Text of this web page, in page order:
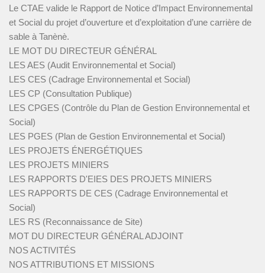
Le CTAE valide le Rapport de Notice d’Impact Environnemental
et Social du projet d’ouverture et d’exploitation d’une carrière de
sable à Tanènè.
LE MOT DU DIRECTEUR GÉNÉRAL
LES AES (Audit Environnemental et Social)
LES CES (Cadrage Environnemental et Social)
LES CP (Consultation Publique)
LES CPGES (Contrôle du Plan de Gestion Environnemental et
Social)
LES PGES (Plan de Gestion Environnemental et Social)
LES PROJETS ÉNERGÉTIQUES
LES PROJETS MINIERS
LES RAPPORTS D'EIES DES PROJETS MINIERS
LES RAPPORTS DE CES (Cadrage Environnemental et
Social)
LES RS (Reconnaissance de Site)
MOT DU DIRECTEUR GÉNÉRAL ADJOINT
NOS ACTIVITÉS
NOS ATTRIBUTIONS ET MISSIONS